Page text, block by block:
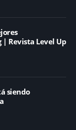
| Revista Level Up
siendo